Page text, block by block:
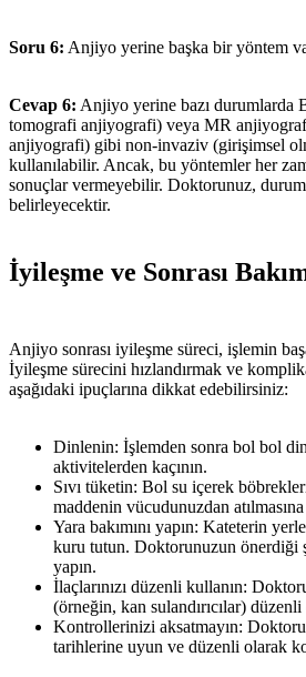
Soru 6: Anjiyo yerine başka bir yöntem
Cevap 6: Anjiyo yerine bazı durumlarda
tomografi anjiyografi) veya MR
anjiyografi) gibi non-invaziv (girişimsel
kullanılabilir. Ancak, bu yöntemler her
sonuçlar vermeyebilir. Doktorunuz,
belirleyecektir.
İyileşme ve Sonrası
Anjiyo sonrası iyileşme süreci, işlemin
İyileşme sürecini hızlandırmak ve
aşağıdaki ipuçlarına dikkat edebilirsiniz:
Dinlenin: İşlemden sonra bol bol
aktivitelerden kaçının.
Sıvı tüketin: Bol su içerek
maddenin vücudunuzdan
Yara bakımını yapın: Kateterin
kuru tutun. Doktorunuzun önerdiği
yapın.
İlaçlarınızı düzenli kullanın:
(örneğin, kan sulandırıcılar)
Kontrollerinizi aksatmayın:
tarihlerine uyun ve düzenli olarak